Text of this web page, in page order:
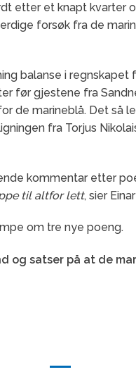
etter et knapt kvarter
forsøk fra de
balanse i
før gjestene fra
de marineblå. Det så
fra Torjus
kommentar etter
til altfor lett, sier
om tre nye poeng.
og satser på at de